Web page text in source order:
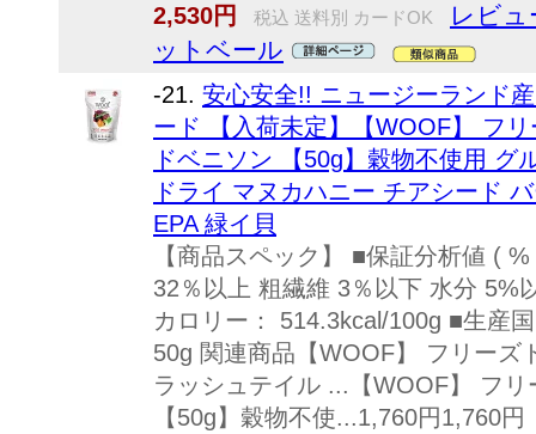
2,530円
税込 送料別 カードOK
レビュ
ットベール
-21. 安心安全!! ニュージーランド
ード 【入荷未定】【WOOF】 フ
ドベニソン 【50g】穀物不使用 グ
ドライ マヌカハニー チアシード
EPA 緑イ貝
【商品スペック】 ■保証分析値 (
32％以上 粗繊維 3％以下 水分 5%
カロリー： 514.3kcal/100g ■生産
50g 関連商品【WOOF】 フリー
ラッシュテイル ...【WOOF】 フ
【50g】穀物不使...1,760円1,760